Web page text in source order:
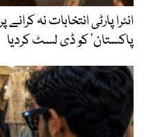
انٹرا پارٹی انتخابات نہ
پاکستان‘ کو ڈی لسٹ کردیا